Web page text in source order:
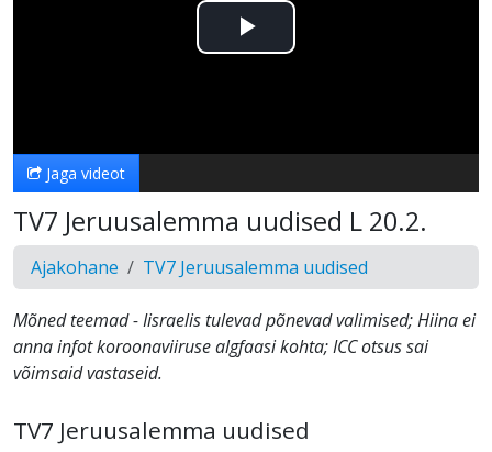
Esita
Jaga videot
TV7 Jeruusalemma uudised L 20.2.
Ajakohane TV7 Jeruusalemma uudised
Mõned teemad - Iisraelis tulevad põnevad valimised; Hiina ei
anna infot koroonaviiruse algfaasi kohta; ICC otsus sai
võimsaid vastaseid.
TV7 Jeruusalemma uudised